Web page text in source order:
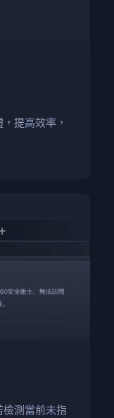
提高效率，
測當前未指